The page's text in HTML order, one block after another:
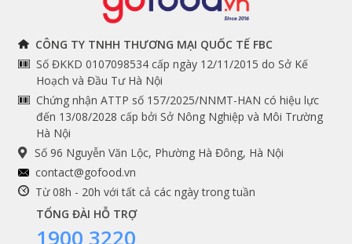
THÔNG TIN
Chính sách và quy định
chung
Hướng dẫn đặt hàng
Cam kết chất lượng
THEO DÕI NGAY
Facebook
Instagram
Youtube
Tiktok
Shopee
CÔNG TY TNHH THƯƠNG MẠI QUỐC TẾ FBC
Số ĐKKD 0107098534 cấp ngày 12/11/2015 do Sở Kế
Hoạch và Đầu Tư Hà Nội
Chứng nhận ATTP số 157/2025/NNMT-HAN có hiệu lực
đến 13/08/2028 cấp bởi Sở Nông Nghiệp và Môi Trường
Hà Nội
Số 96 Nguyễn Văn Lộc, Phường Hà Đông, Hà Nội
contact@gofood.vn
Từ 08h - 20h với tất cả các ngày trong tuần
TỔNG ĐÀI HỖ TRỢ
1900 3220